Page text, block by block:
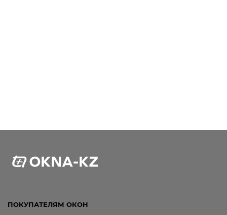
ПОКУПАТЕЛЯМ ОКОН